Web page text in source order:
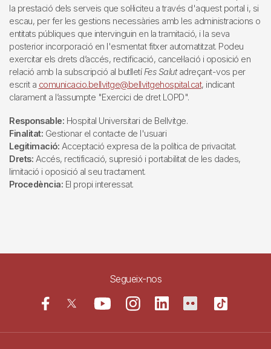
la prestació dels serveis que sol·liciteu a través d'aquest portal i, si
escau, per fer les gestions necessàries amb les administracions o
entitats públiques que intervinguin en la tramitació, i la seva
posterior incorporació en l'esmentat fitxer automatitzat. Podeu
exercitar els drets d’accés, rectificació, cancel·lació i oposició en
relació amb la subscripció al butlletí Fes Salutadreçant-vos per
escrit a comunicacio.bellvitge@bellvitgehospital.cat, indicant
clarament a l’assumpte "Exercici de dret LOPD".
Responsable: Hospital Universitari de Bellvitge.
Finalitat: Gestionar el contacte de l'usuari
Legitimació: Acceptació expresa de la política de privacitat.
Drets: Accés, rectificació, supresió i portabilitat de les dades,
limitació i oposició al seu tractament.
Procedència: El propi interessat.
Segueix-nos